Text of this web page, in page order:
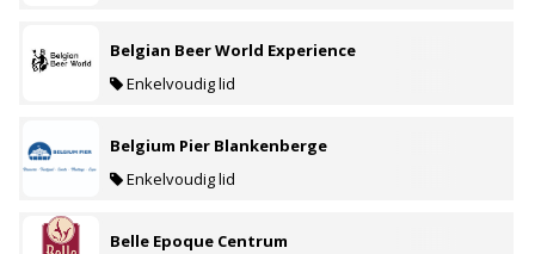
Belgian Beer World Experience
Enkelvoudig lid
Belgium Pier Blankenberge
Enkelvoudig lid
Belle Epoque Centrum